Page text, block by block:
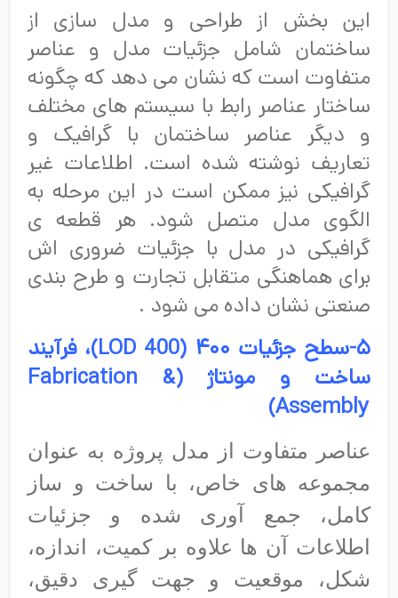
این بخش از طراحی و مدل سازی از
ساختمان شامل جزئیات مدل و عناصر
متفاوت است که نشان می دهد که چگونه
ساختار عناصر رابط با سیستم های مختلف
و دیگر عناصر ساختمان با گرافیک و
تعاریف نوشته شده است. اطلاعات غیر
گرافیکی نیز ممکن است در این مرحله به
الگوی مدل متصل شود. هر قطعه ی
گرافیکی در مدل با جزئیات ضروری اش
برای هماهنگی متقابل تجارت و طرح بندی
صنعتی نشان داده می شود .
۵-سطح جزئیات ۴۰۰ (
LOD 400)، فرآیند
ساخت و مونتاژ ( Fabrication &
Assembly
)
عناصر متفاوت از مدل پروژه به عنوان
مجموعه های خاص، با ساخت و ساز
کامل، جمع آوری شده و جزئیات
اطلاعات آن ها علاوه بر کمیت، اندازه،
شکل، موقعیت و جهت گیری دقیق،